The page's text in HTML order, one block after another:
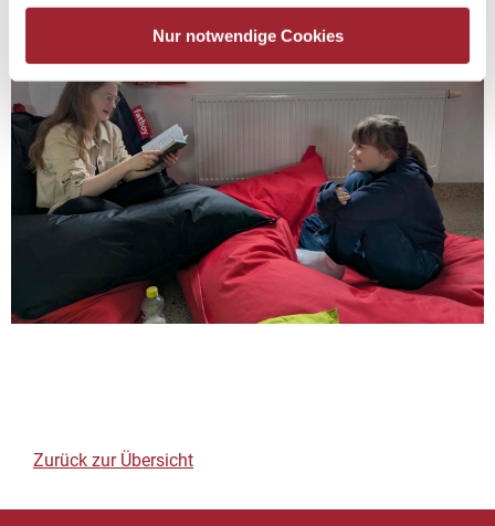
Nur notwendige Cookies
Zurück zur Übersicht